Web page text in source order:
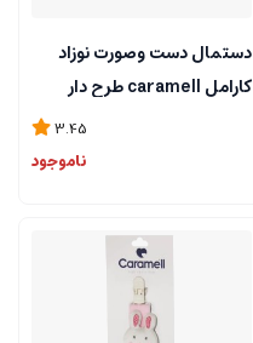
دستمال دست وصورت نوزاد
کارامل caramell طرح دار
3.45
ناموجود